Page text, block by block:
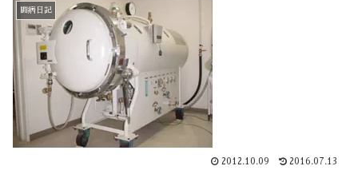
闘病日記
2012.10.09 2016.07.13